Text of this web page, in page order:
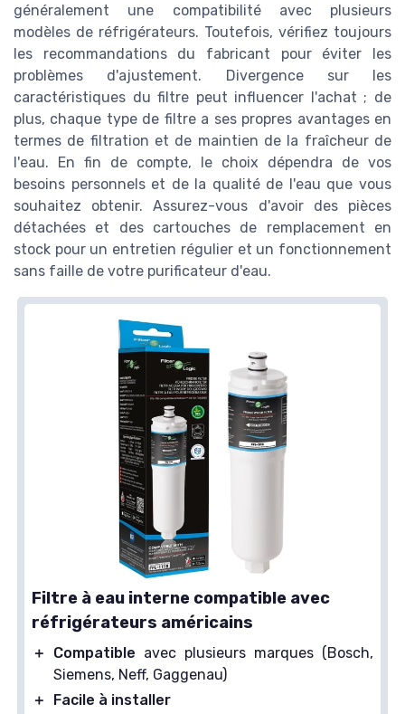
généralement une compatibilité avec plusieurs
modèles de réfrigérateurs. Toutefois, vérifiez toujours
les recommandations du fabricant pour éviter les
problèmes d'ajustement. Divergence sur les
caractéristiques du filtre peut influencer l'achat ; de
plus, chaque type de filtre a ses propres avantages en
termes de filtration et de maintien de la fraîcheur de
l'eau. En fin de compte, le choix dépendra de vos
besoins personnels et de la qualité de l'eau que vous
souhaitez obtenir. Assurez-vous d'avoir des pièces
détachées et des cartouches de remplacement en
stock pour un entretien régulier et un fonctionnement
sans faille de votre purificateur d'eau.
Filtre à eau interne compatible avec
réfrigérateurs américains
＋ Compatible avec plusieurs marques (Bosch,
Siemens, Neff, Gaggenau)
＋
Facile à installer